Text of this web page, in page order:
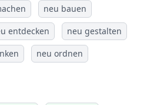
neu bauen
entdecken
neu gestalten
neu ordnen